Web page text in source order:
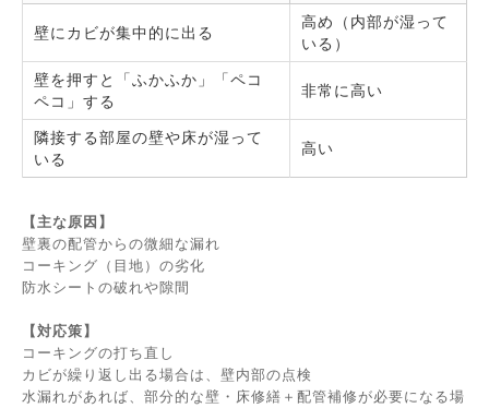
壁にカビが集中的に出る
高め（内部が湿って
いる）
壁を押すと「ふかふか」「ペコ
ペコ」する
非常に高い
隣接する部屋の壁や床が湿って
いる
高い
【主な原因】
壁裏の配管からの微細な漏れ
コーキング（目地）の劣化
防水シートの破れや隙間
【対応策】
コーキングの打ち直し
カビが繰り返し出る場合は、壁内部の点検
水漏れがあれば、部分的な壁・床修繕＋配管補修が必要になる場